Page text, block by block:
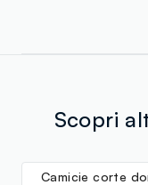
Scopri
Camicie corte